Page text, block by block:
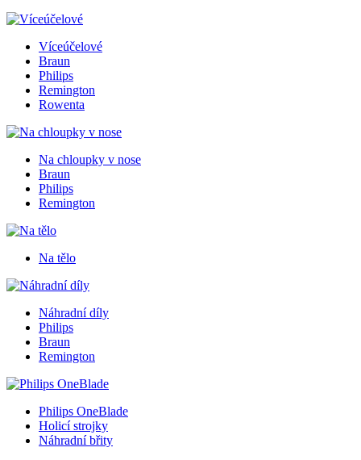
Víceúčelové
Braun
Philips
Remington
Rowenta
Na chloupky v nose
Braun
Philips
Remington
Na tělo
Náhradní díly
Philips
Braun
Remington
Philips OneBlade
Holicí strojky
Náhradní břity